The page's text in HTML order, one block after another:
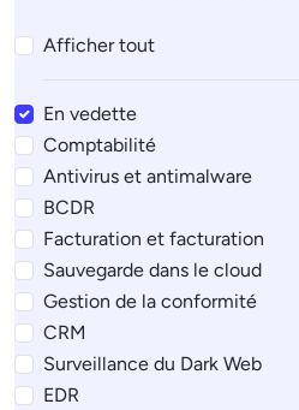
Afficher tout
En vedette
Comptabilité
Antivirus et antimalware
BCDR
Facturation et facturation
Sauvegarde dans le cloud
Gestion de la conformité
CRM
Surveillance du Dark Web
EDR